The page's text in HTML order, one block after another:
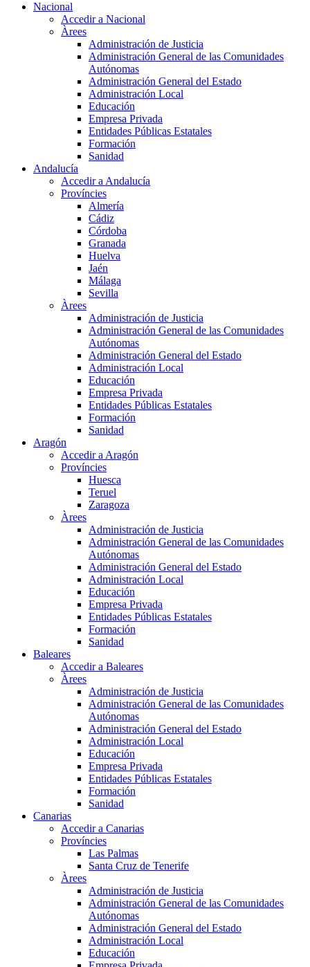
Nacional
Accedir a Nacional
Àrees
Administración de Justicia
Administración General de las Comunidades
Autónomas
Administración General del Estado
Administración Local
Educación
Empresa Privada
Entidades Públicas Estatales
Formación
Sanidad
Andalucía
Accedir a Andalucía
Províncies
Almería
Cádiz
Córdoba
Granada
Huelva
Jaén
Málaga
Sevilla
Àrees
Administración de Justicia
Administración General de las Comunidades
Autónomas
Administración General del Estado
Administración Local
Educación
Empresa Privada
Entidades Públicas Estatales
Formación
Sanidad
Aragón
Accedir a Aragón
Províncies
Huesca
Teruel
Zaragoza
Àrees
Administración de Justicia
Administración General de las Comunidades
Autónomas
Administración General del Estado
Administración Local
Educación
Empresa Privada
Entidades Públicas Estatales
Formación
Sanidad
Baleares
Accedir a Baleares
Àrees
Administración de Justicia
Administración General de las Comunidades
Autónomas
Administración General del Estado
Administración Local
Educación
Empresa Privada
Entidades Públicas Estatales
Formación
Sanidad
Canarias
Accedir a Canarias
Províncies
Las Palmas
Santa Cruz de Tenerife
Àrees
Administración de Justicia
Administración General de las Comunidades
Autónomas
Administración General del Estado
Administración Local
Educación